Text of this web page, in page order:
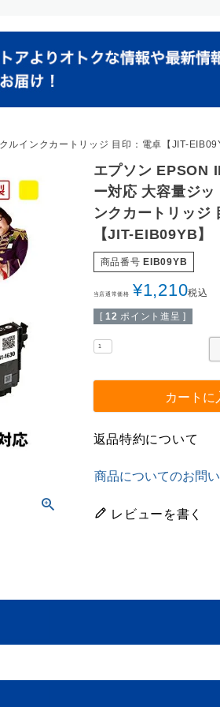
インクカートリッジ 目印：電卓【JIT-
エプソン EPSON
ー対応 大容量ジッ
ンクカートリッジ
【JIT-EIB09YB】
商品番号 EIB09YB
当店通常価格 ¥1,210税込
[ 12 ポイント進呈 ]
カートに
返品特約について
商品についてのお問
レビューを書く